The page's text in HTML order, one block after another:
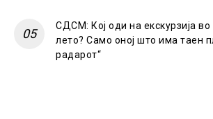
СДСМ: Кој оди на екскурзија
лето? Само оној што има таен
радарот“